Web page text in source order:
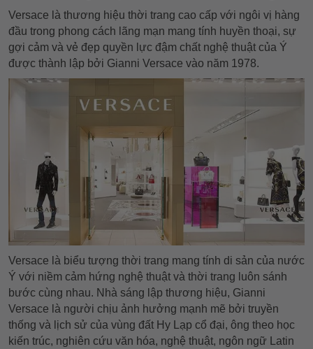
Versace là thương hiệu thời trang cao cấp với ngôi vị hàng
đầu trong phong cách lãng mạn mang tính huyền thoại, sự
gợi cảm và vẻ đẹp quyền lực đậm chất nghệ thuật của Ý
được thành lập bởi Gianni Versace vào năm 1978.
Versace là biểu tượng thời trang mang tính di sản của nước
Ý với niềm cảm hứng nghệ thuật và thời trang luôn sánh
bước cùng nhau. Nhà sáng lập thương hiệu, Gianni
Versace là người chịu ảnh hưởng mạnh mẽ bởi truyền
thống và lịch sử của vùng đất Hy Lạp cổ đại, ông theo học
kiến trúc, nghiên cứu văn hóa, nghệ thuật, ngôn ngữ Latin